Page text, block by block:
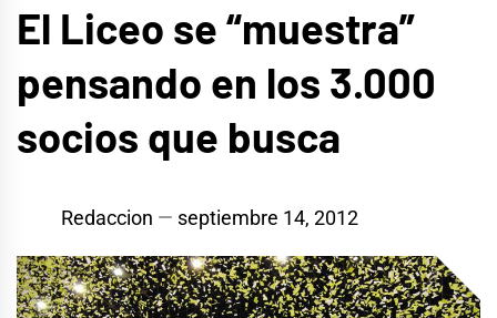
El Liceo se “muestra”
pensando en los 3.000
socios que busca
Redaccion septiembre 14, 2012